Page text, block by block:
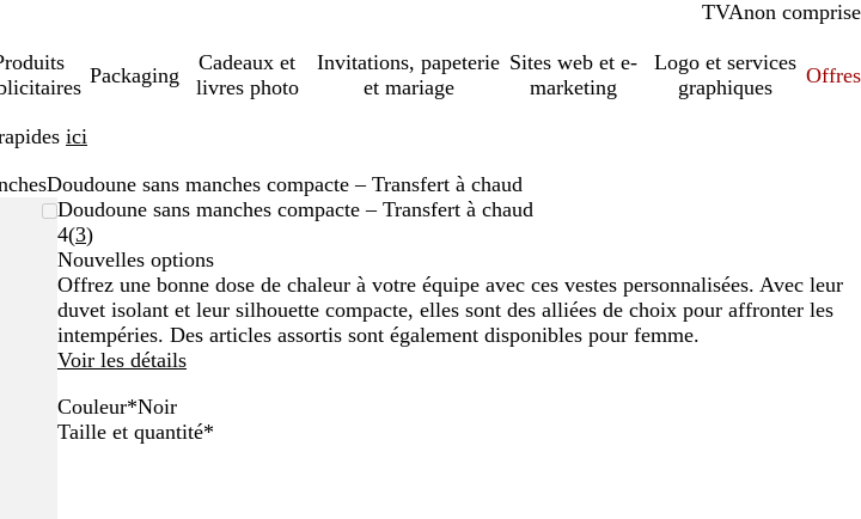
TVAcomprise
non comprise
Packaging
Cadeaux et
livres photo
Invitations, papeterie
et mariage
Sites web et e-
marketing
Logo et services
graphiques
Offres
ici
Doudoune sans manches compacte – Transfert à chaud
Doudoune sans manches compacte – Transfert à chaud
4(3Lire
les
3
avis
)
Nouvelles options
Offrez une bonne dose de chaleur à votre équipe avec ces vestes personnalisées. Avec leur
duvet isolant et leur silhouette compacte, elles sont des alliées de choix pour affronter les
intempéries. Des articles assortis sont également disponibles pour femme.
Voir les détails
Couleur*Noir
B
G
N
Taille et quantité*